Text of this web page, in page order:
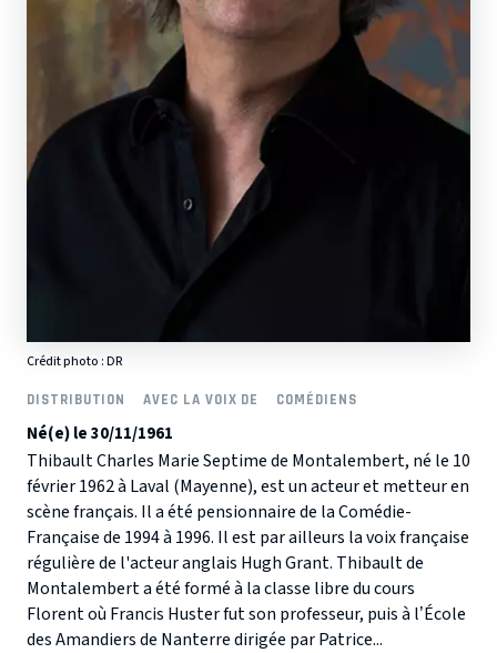
Crédit photo : DR
DISTRIBUTION AVEC LA VOIX DE COMÉDIENS
Né(e) le 30/11/1961
Thibault Charles Marie Septime de Montalembert, né le 10
février 1962 à Laval (Mayenne), est un acteur et metteur en
scène français. Il a été pensionnaire de la Comédie-
Française de 1994 à 1996. Il est par ailleurs la voix française
régulière de l'acteur anglais Hugh Grant. Thibault de
Montalembert a été formé à la classe libre du cours
Florent où Francis Huster fut son professeur, puis à l’École
des Amandiers de Nanterre dirigée par Patrice...